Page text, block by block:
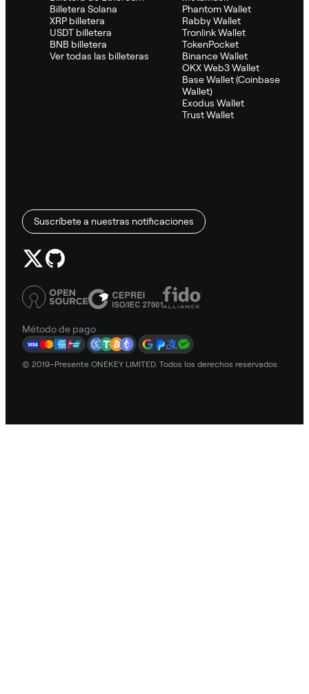
Billetera Solana
XRP billetera
USDT billetera
BNB billetera
Ver todas las billeteras
Phantom Wallet
Rabby Wallet
Tronlink Wallet
TokenPocket
Binance Wallet
OKX Web3 Wallet
Base Wallet (Coinbase
Wallet)
Exodus Wallet
Trust Wallet
Suscríbete a nuestras notificaciones
Método de pago
© 2019–Presente ONEKEY LIMITED. Todos los derechos reservados.